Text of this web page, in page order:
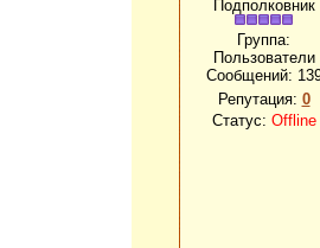
Подполковник
Группа:
Пользователи
Сообщений:
Репутация: 0
Статус: Offline